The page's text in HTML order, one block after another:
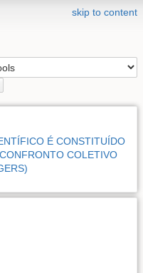
skip to content
É CONSTITUÍDO
COLETIVO